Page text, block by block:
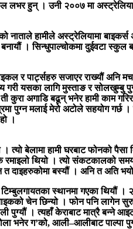
हुन् । उनी २००७ मा
हामीले अस्ट्रेलियामा
घर बनायौं । सिन्धुपाल्चोकमा
र पार्ट्सहरु सजाएर राख्यौं अनि
गरी यसका लागि मुस्ताङ र
कुरा अगाडि बढून् भनेर हामी काम
पुग्न मलाई मेरो अटोले सहयोग गर्छ
।
बेलामा हामी घरबाट फोनको पैसा
थियो । त्यो संकटकालको समय
दाइहरुकोमा बस्यौं । अनि त अति
स्थानमा गएका थियौं
चेन छिन्यो । फोन पनि लागेन
। त्यहाँ केराबाट मात्रै बन्ने
भनेर ग’को, आली–आलीबाट पाल्पा